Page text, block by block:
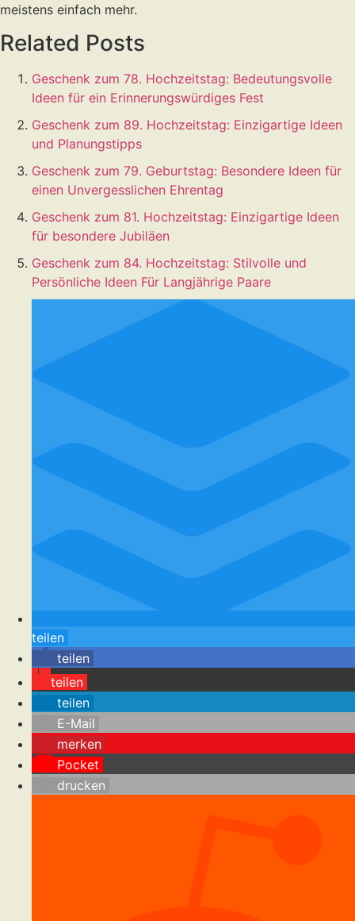
meistens einfach mehr.
Related Posts
Geschenk zum 78. Hochzeitstag: Bedeutungsvolle
Ideen für ein Erinnerungswürdiges Fest
Geschenk zum 89. Hochzeitstag: Einzigartige Ideen
und Planungstipps
Geschenk zum 79. Geburtstag: Besondere Ideen für
einen Unvergesslichen Ehrentag
Geschenk zum 81. Hochzeitstag: Einzigartige Ideen
für besondere Jubiläen
Geschenk zum 84. Hochzeitstag: Stilvolle und
Persönliche Ideen Für Langjährige Paare
teilen
teilen
teilen
teilen
E-Mail
merken
Pocket
drucken